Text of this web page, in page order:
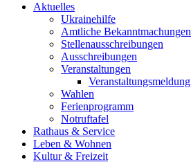
Aktuelles
Ukrainehilfe
Amtliche Bekanntmachungen
Stellenausschreibungen
Ausschreibungen
Veranstaltungen
Veranstaltungsmeldung
Wahlen
Ferienprogramm
Notruftafel
Rathaus & Service
Leben & Wohnen
Kultur & Freizeit